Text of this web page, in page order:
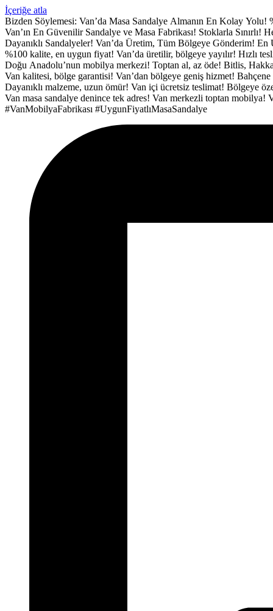
İçeriğe atla
Bizden Söylemesi: Van’da Masa Sandalye Almanın En Kolay Yolu!
Van’ın En Güvenilir Sandalye ve Masa Fabrikası! Stoklarla Sınırlı!
Dayanıklı Sandalyeler! Van’da Üretim, Tüm Bölgeye Gönderim! En
%100 kalite, en uygun fiyat! Van’da üretilir, bölgeye yayılır! Hızlı
Doğu Anadolu’nun mobilya merkezi! Toptan al, az öde! Bitlis,
Van kalitesi, bölge garantisi! Van’dan bölgeye geniş hizmet! Bahçene
Dayanıklı malzeme, uzun ömür! Van içi ücretsiz teslimat! Bölgeye
Van masa sandalye denince tek adres! Van merkezli toptan mobilya!
#VanMobilyaFabrikası #UygunFiyatlıMasaSandalye